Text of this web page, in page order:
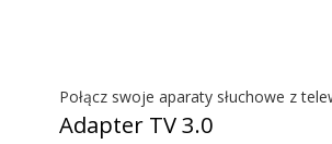
zatem dyskretnie regulować swoje
słuchowe.
Połącz swoje aparaty słuchowe z
Adapter TV 3.0